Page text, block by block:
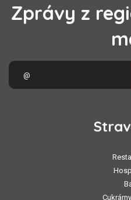
Zprávy z